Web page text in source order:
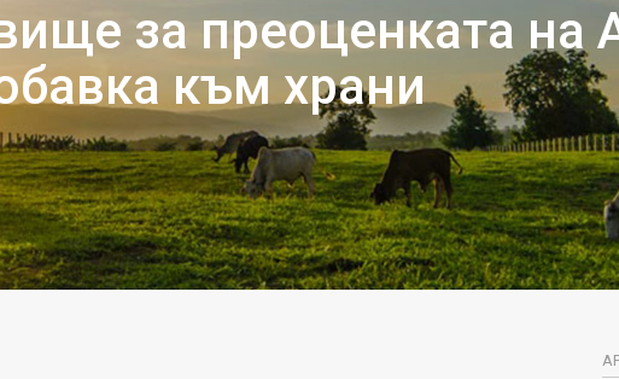
за преоценката на
към храни